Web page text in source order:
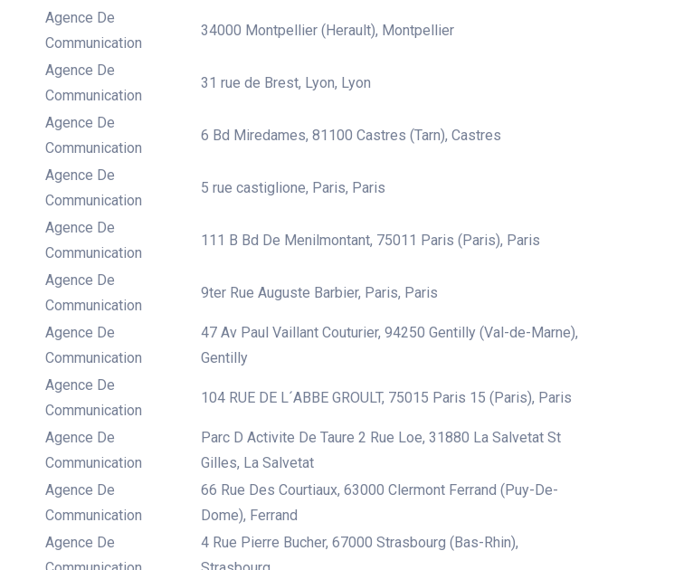
Agence De
Communication
34000 Montpellier (Herault), Montpellier
Agence De
Communication
31 rue de Brest, Lyon, Lyon
Agence De
Communication
6 Bd Miredames, 81100 Castres (Tarn), Castres
Agence De
Communication
5 rue castiglione, Paris, Paris
Agence De
Communication
111 B Bd De Menilmontant, 75011 Paris (Paris), Paris
Agence De
Communication
9ter Rue Auguste Barbier, Paris, Paris
Agence De
Communication
47 Av Paul Vaillant Couturier, 94250 Gentilly (Val-de-Marne),
Gentilly
Agence De
Communication
104 RUE DE L´ABBE GROULT, 75015 Paris 15 (Paris), Paris
Agence De
Communication
Parc D Activite De Taure 2 Rue Loe, 31880 La Salvetat St
Gilles, La Salvetat
Agence De
Communication
66 Rue Des Courtiaux, 63000 Clermont Ferrand (Puy-De-
Dome), Ferrand
Agence De
4 Rue Pierre Bucher, 67000 Strasbourg (Bas-Rhin),